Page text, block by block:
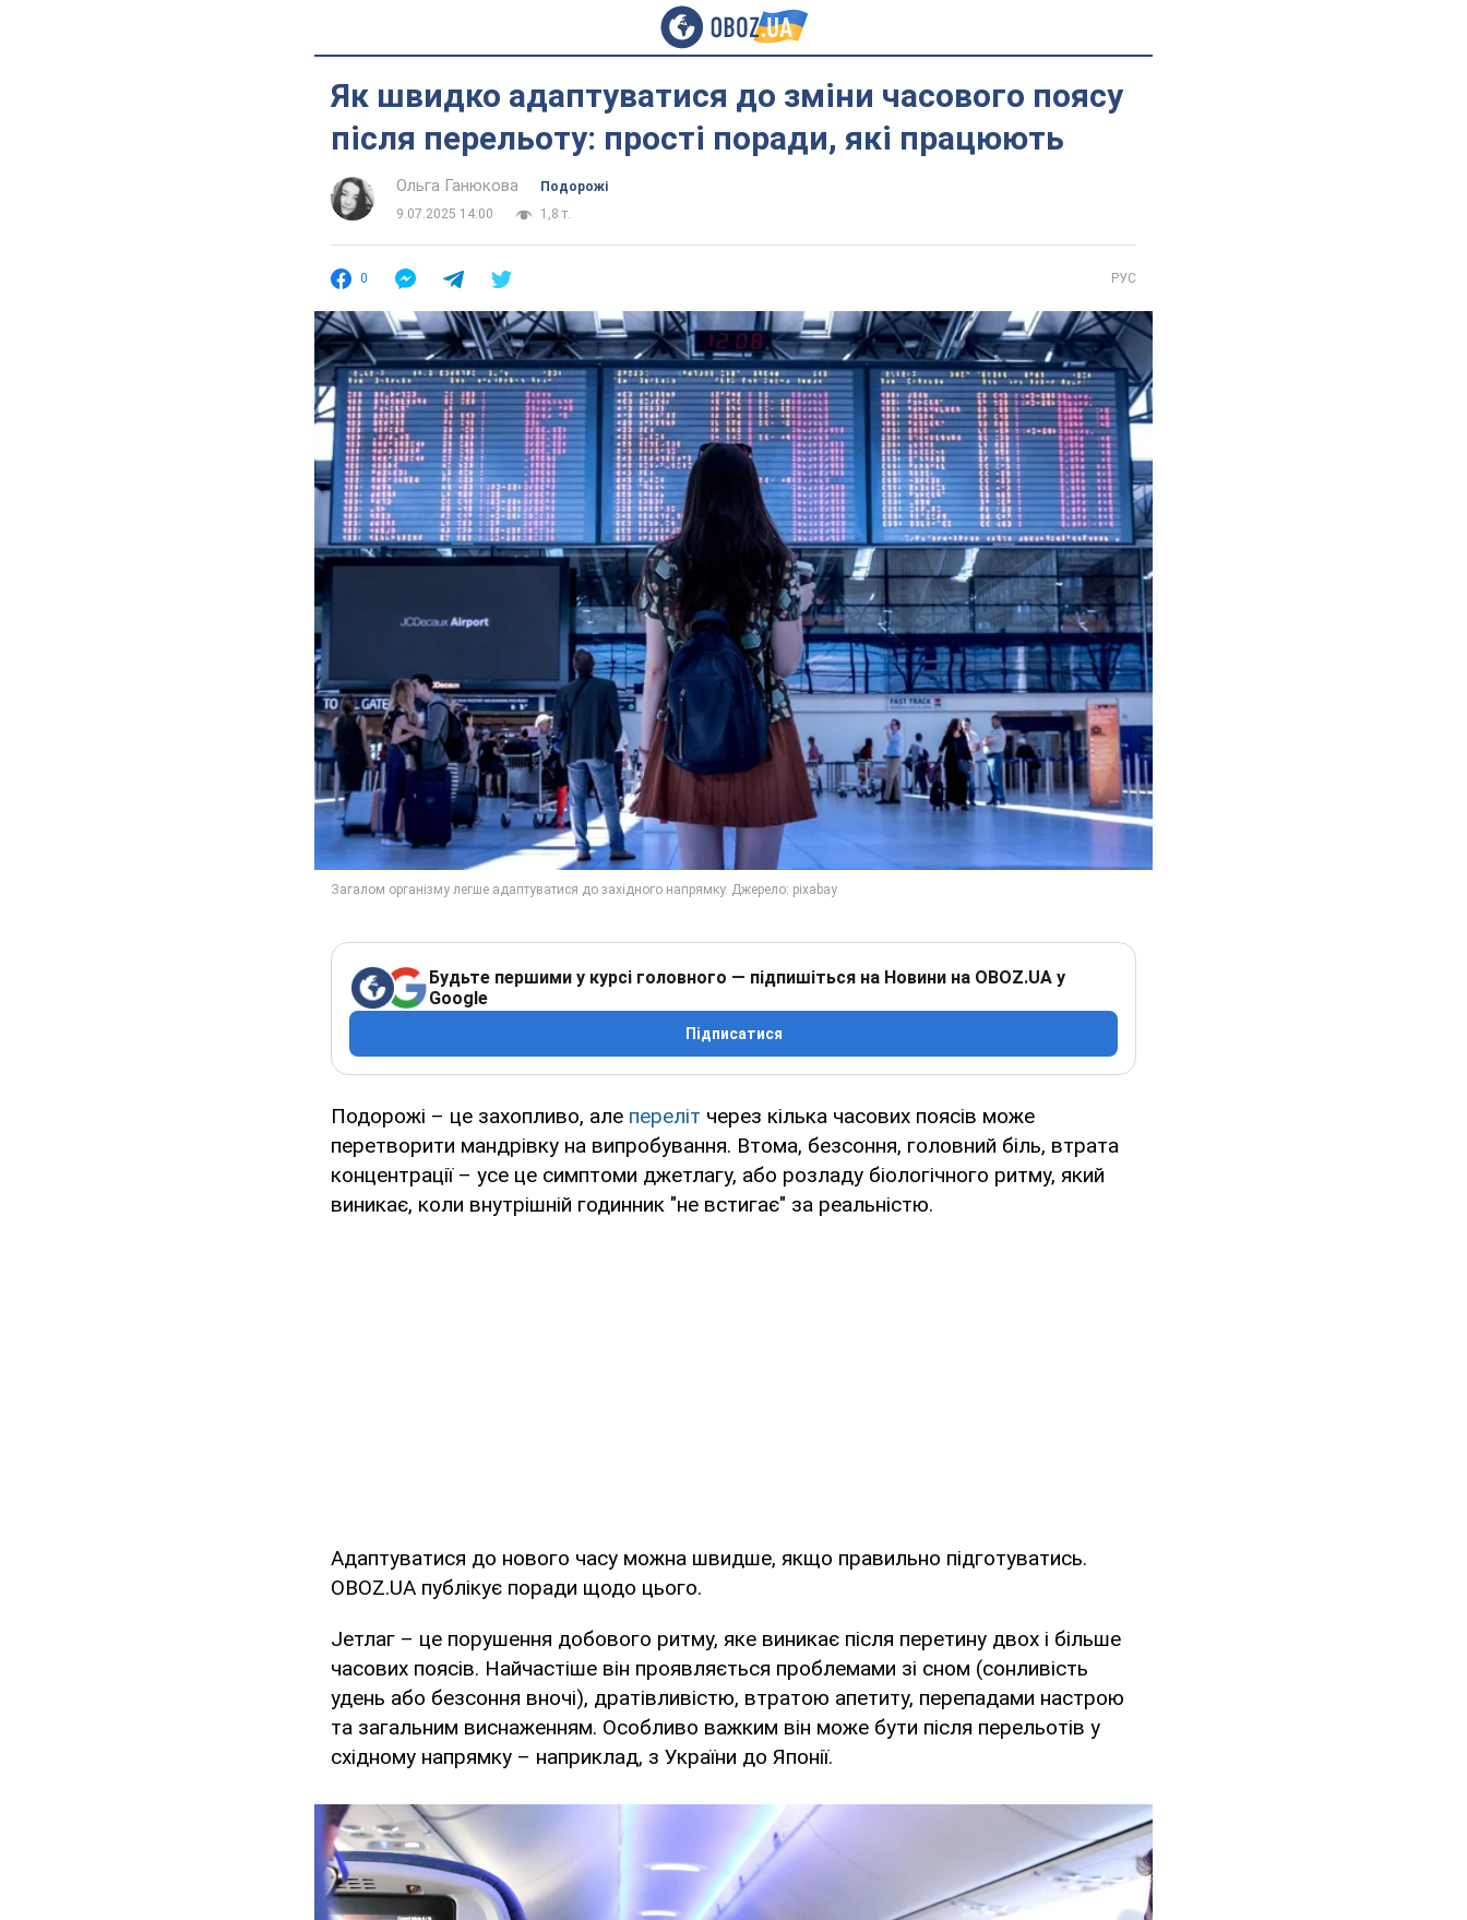
Як швидко адаптуватися до зміни часового поясу
після перельоту: прості поради, які працюють
Ольга Ганюкова
Подорожі
9.07.2025 14:00
1,8 т.
0 РУС
Будьте першими у курсі головного — підпишіться на Новини на OBOZ.UA у
Google
Підписатися
Подорожі – це захопливо, але переліт через кілька часових поясів може
перетворити мандрівку на випробування. Втома, безсоння, головний біль, втрата
концентрації – усе це симптоми джетлагу, або розладу біологічного ритму, який
виникає, коли внутрішній годинник "не встигає" за реальністю.
Адаптуватися до нового часу можна швидше, якщо правильно підготуватись.
OBOZ.UA публікує поради щодо цього.
Jетлаг – це порушення добового ритму, яке виникає після перетину двох і більше
часових поясів. Найчастіше він проявляється проблемами зі сном (сонливість
удень або безсоння вночі), дратівливістю, втратою апетиту, перепадами настрою
та загальним виснаженням. Особливо важким він може бути після перельотів у
східному напрямку – наприклад, з України до Японії.